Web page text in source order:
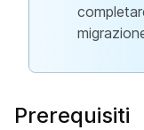
Prerequisiti